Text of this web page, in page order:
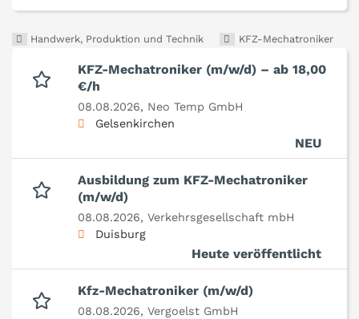
Handwerk, Produktion und Technik KFZ-Mechatroniker
KFZ-Mechatroniker (m/w/d) – ab 18,00
€/h
08.08.2026, Neo Temp GmbH
Gelsenkirchen
NEU
Ausbildung zum KFZ-Mechatroniker
(m/w/d)
08.08.2026, Verkehrsgesellschaft mbH
Duisburg
Heute veröffentlicht
Kfz-Mechatroniker (m/w/d)
08.08.2026, Vergoelst GmbH